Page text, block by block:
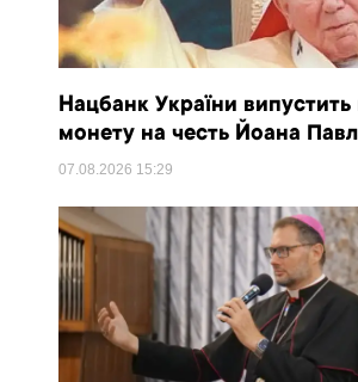
Нацбанк України випустить
монету на честь Йоана
07.08.2026 15:29